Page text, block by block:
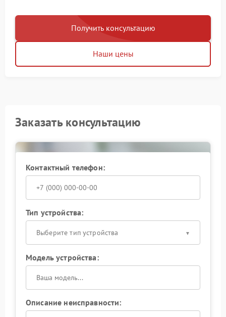
Получить консультацию
Наши цены
Заказать консультацию
Контактный телефон:
Тип устройства:
Выберите тип устройства
Модель устройства:
Описание неисправности: